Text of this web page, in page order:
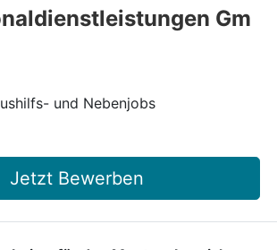
Gm
und Nebenjobs
Jetzt Bewerben